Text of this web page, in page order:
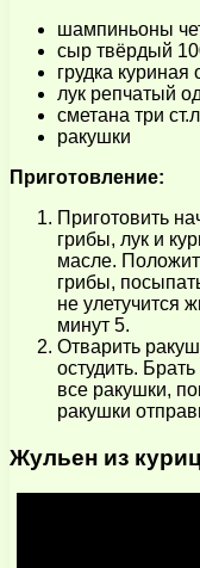
шампиньоны
сыр твёрдый
грудка куриная
лук репчатый
сметана три
ракушки
Приготовление:
Приготовить
грибы, лук и
масле.
грибы,
не улетучится
минут 5.
Отварить
остудить.
все ракушки,
ракушки
Жульен из